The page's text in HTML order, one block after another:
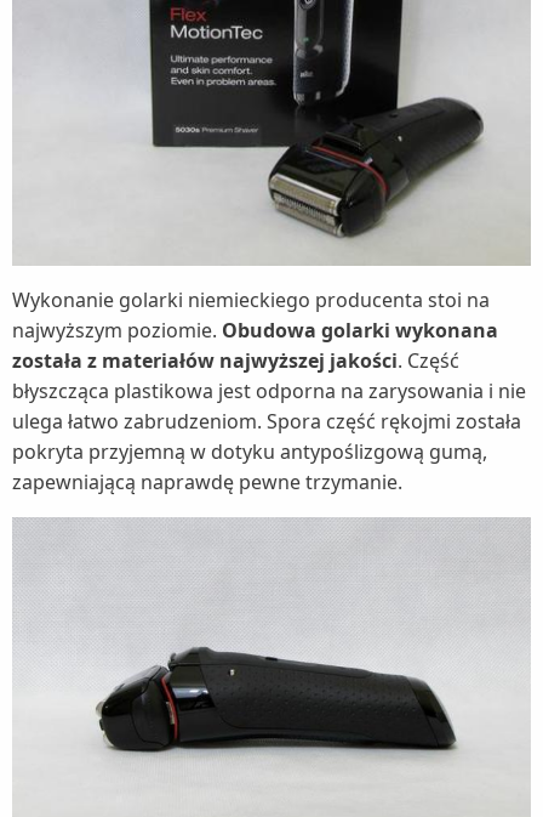
Wykonanie golarki niemieckiego producenta stoi na
najwyższym poziomie. Obudowa golarki wykonana
została z materiałów najwyższej jakości. Część
błyszcząca plastikowa jest odporna na zarysowania i nie
ulega łatwo zabrudzeniom. Spora część rękojmi została
pokryta przyjemną w dotyku antypoślizgową gumą,
zapewniającą naprawdę pewne trzymanie.